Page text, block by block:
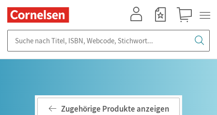
Zugehörige Produkte anzeigen